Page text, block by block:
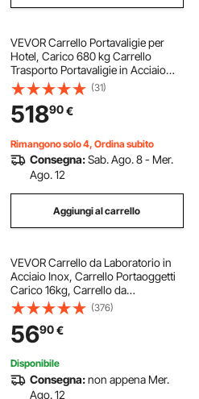
VEVOR Carrello Portavaligie per
Hotel, Carico 680 kg Carrello
Trasporto Portavaligie in Acciaio
Inox Spazzolato con Montanti
Curvi, Ponte in Moquette Rossa,
Ruote in Gomma 203,2 mm per
Hotel Condomini
(31)
51890€
Rimangono solo 4, Ordina subito
Consegna:Sab. Ago. 8 - Mer.
Ago. 12
Aggiungi al carrello
VEVOR Carrello da Laboratorio in
Acciaio Inox, Carrello Portaoggetti
Carico 16kg, Carrello da
Laboratorio Regolabile in Altezza
84-132,5 cm, Vassoio Rimovibile,
Carrello per Clinica Salone
Ospedale
(376)
5690€
Disponibile
Consegna:non appena Mer.
Ago. 12